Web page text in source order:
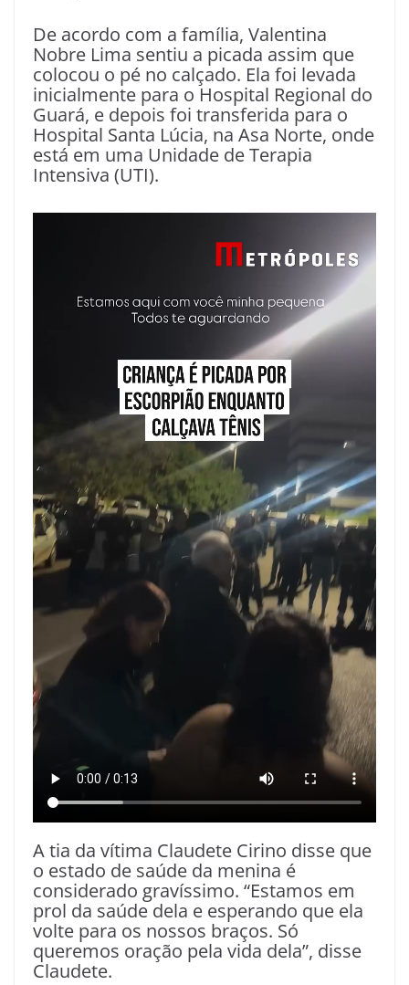
De acordo com a família, Valentina
Nobre Lima sentiu a picada assim que
colocou o pé no calçado. Ela foi levada
inicialmente para o Hospital Regional do
Guará, e depois foi transferida para o
Hospital Santa Lúcia, na Asa Norte, onde
está em uma Unidade de Terapia
Intensiva (UTI).
A tia da vítima Claudete Cirino disse que
o estado de saúde da menina é
considerado gravíssimo. “Estamos em
prol da saúde dela e esperando que ela
volte para os nossos braços. Só
queremos oração pela vida dela”, disse
Claudete.